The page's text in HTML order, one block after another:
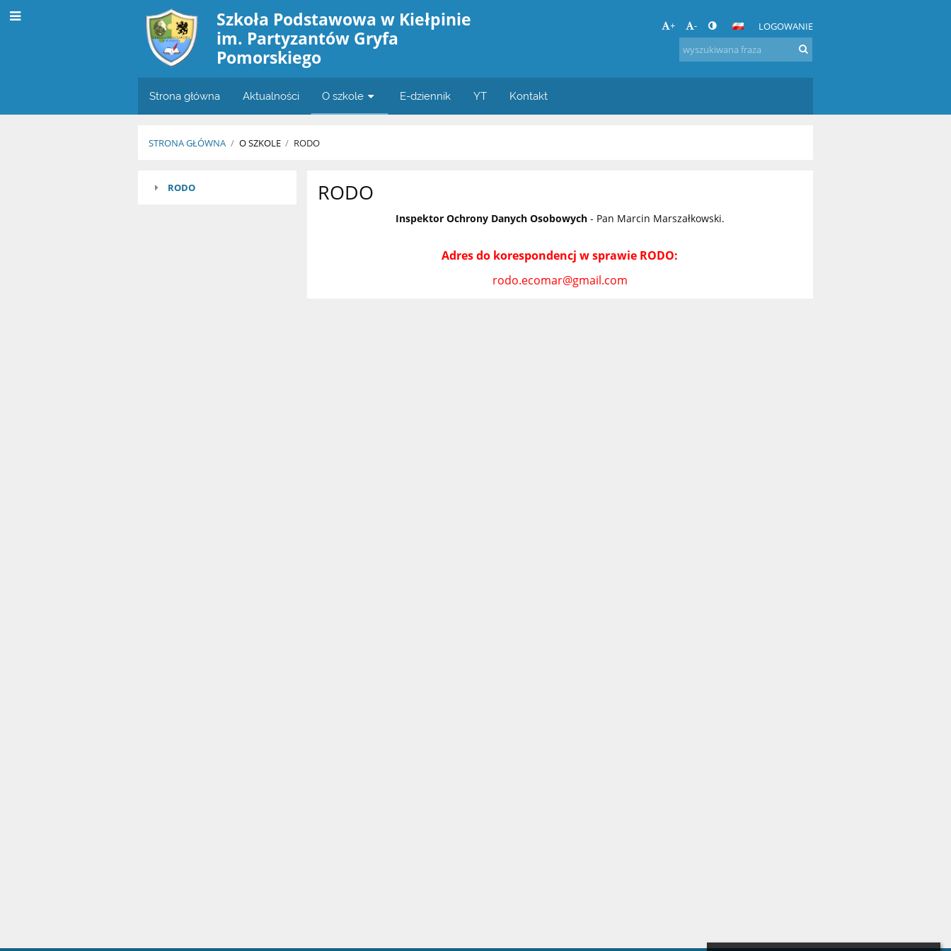
Szkoła Podstawowa w Kiełpinie
im. Partyzantów Gryfa
Pomorskiego
+ - LOGOWANIE
Strona główna Aktualności O szkole E-dziennik YT Kontakt
STRONA GŁÓWNA / O SZKOLE / RODO
RODO
RODO RODO
Inspektor Ochrony Danych Osobowych- Pan Marcin Marszałkowski.
Adres do korespondencj w sprawie RODO:
rodo.ecomar@gmail.com